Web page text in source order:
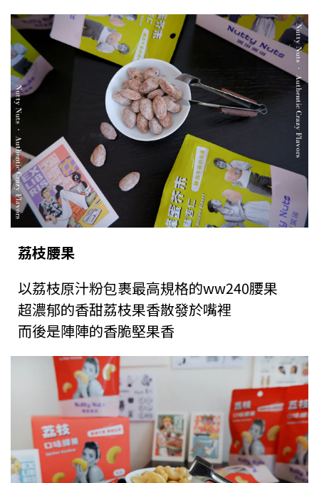
荔枝腰果
以荔枝原汁粉包裹最高規格的ww240腰果
超濃郁的香甜荔枝果香散發於嘴裡
而後是陣陣的香脆堅果香